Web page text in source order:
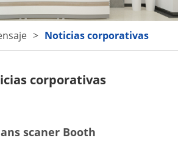
Noticias corporativas
corporativas
scaner Booth